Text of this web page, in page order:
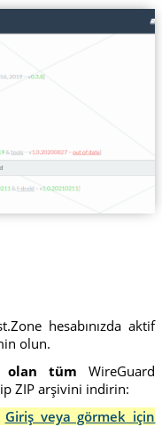
hesabınızda aktif
olun.
olan tüm WireGuard
ZIP arşivini indirin:
Giriş veya görmek için